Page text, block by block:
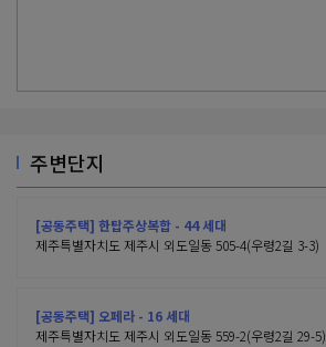
주변단지
[공동주택] 한탑주상복합 - 44 세대
제주특별자치도 제주시 외도일동 505-4(우령2길 3-3)
[공동주택] 오페라 - 16 세대
제주특별자치도 제주시 외도일동 559-2(우령2길 29-5)